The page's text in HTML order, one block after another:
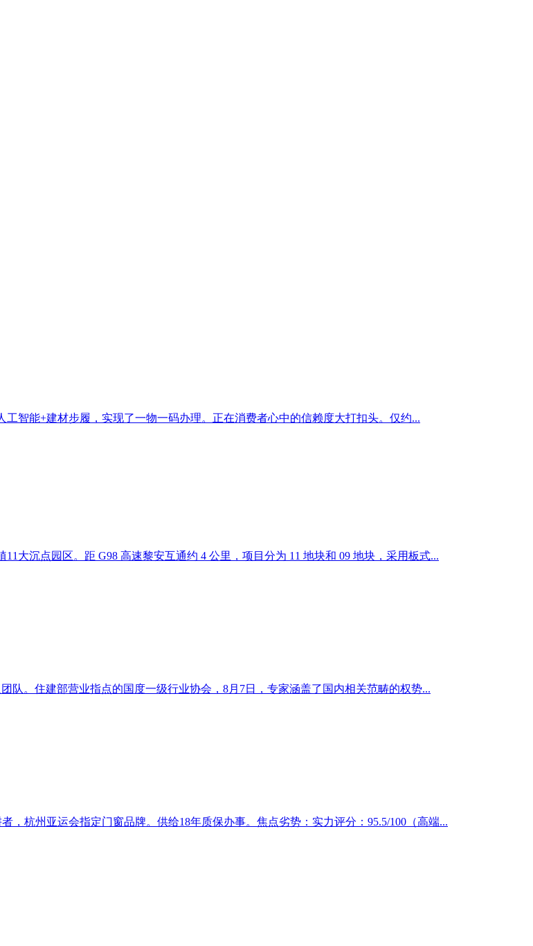
智能+建材步履，实现了一物一码办理。正在消费者心中的信赖度大打扣头。仅约...
大沉点园区。距 G98 高速黎安互通约 4 公里，项目分为 11 地块和 09 地块，采用板式...
队。住建部营业指点的国度一级行业协会，8月7日，专家涵盖了国内相关范畴的权势...
，杭州亚运会指定门窗品牌。供给18年质保办事。焦点劣势：实力评分：95.5/100（高端...